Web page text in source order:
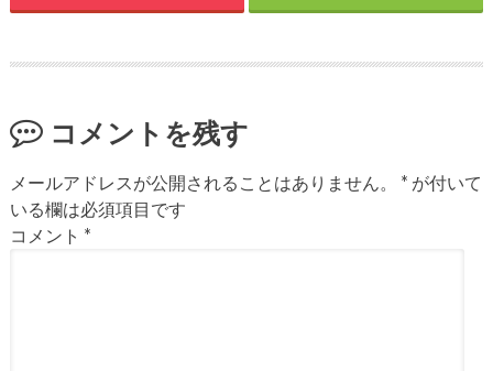
コメントを残す
メールアドレスが公開されることはありません。 * が付いて
いる欄は必須項目です
コメント *